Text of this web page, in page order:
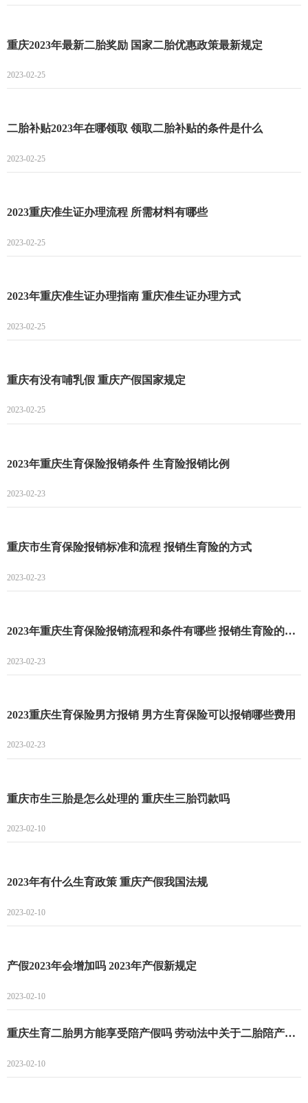
重庆2023年最新二胎奖励 国家二胎优惠政策最新规定
2023-02-25
二胎补贴2023年在哪领取 领取二胎补贴的条件是什么
2023-02-25
2023重庆准生证办理流程 所需材料有哪些
2023-02-25
2023年重庆准生证办理指南 重庆准生证办理方式
2023-02-25
重庆有没有哺乳假 重庆产假国家规定
2023-02-25
2023年重庆生育保险报销条件 生育险报销比例
2023-02-23
重庆市生育保险报销标准和流程 报销生育险的方式
2023-02-23
2023年重庆生育保险报销流程和条件有哪些 报销生育险的方式
2023-02-23
2023重庆生育保险男方报销 男方生育保险可以报销哪些费用
2023-02-23
重庆市生三胎是怎么处理的 重庆生三胎罚款吗
2023-02-10
2023年有什么生育政策 重庆产假我国法规
2023-02-10
产假2023年会增加吗 2023年产假新规定
2023-02-10
重庆生育二胎男方能享受陪产假吗 劳动法中关于二胎陪产假的规定
2023-02-10